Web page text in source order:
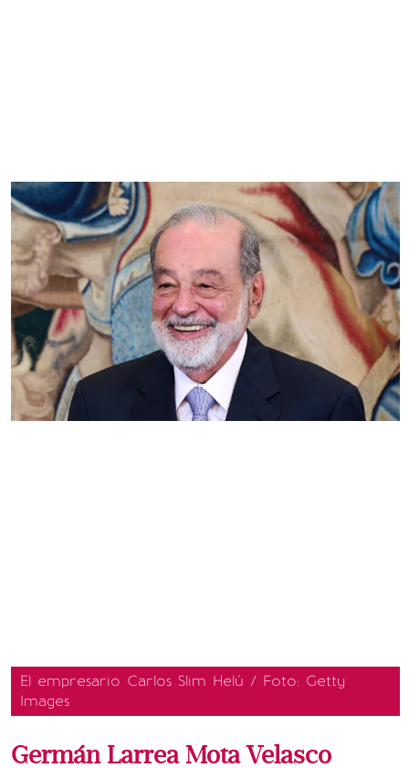
El empresario Carlos Slim Helú / Foto: Getty
Images
Germán Larrea Mota Velasco